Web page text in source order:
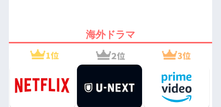
海外ドラマ